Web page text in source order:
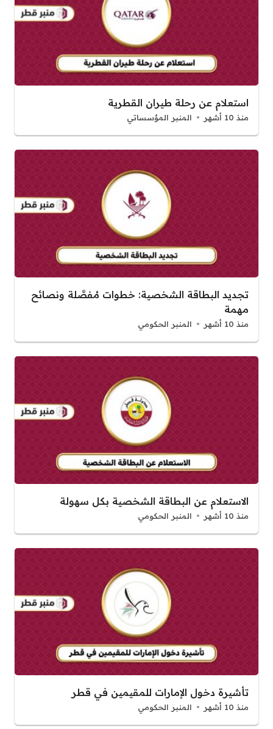
استعلام عن رحلة طيران القطرية
منذ 10 أشهر المنبر المؤسساتي
تجديد البطاقة الشخصية: خطوات مُفصَّلة ونصائح
مهمة
منذ 10 أشهر المنبر الحكومي
الاستعلام عن البطاقة الشخصية بكل سهولة
منذ 10 أشهر المنبر الحكومي
تأشيرة دخول الإمارات للمقيمين في قطر
منذ 10 أشهر المنبر الحكومي